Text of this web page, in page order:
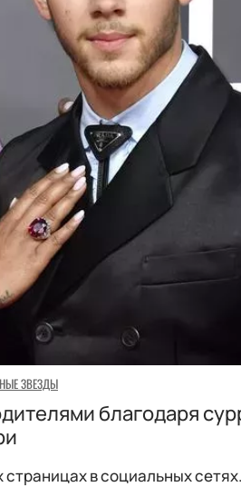
ЗВЕЗДЫ
благодаря
в социальных сетях.